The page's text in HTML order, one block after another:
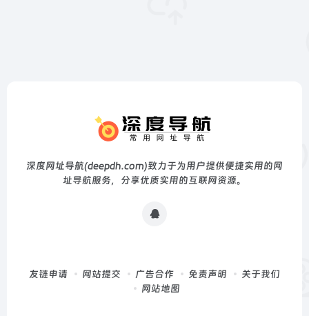
深度网址导航(deepdh.com)致力于为用户提供便捷实用的网
址导航服务，分享优质实用的互联网资源。
友链申请 网站提交 广告合作 免责声明
关于我们
网站地图